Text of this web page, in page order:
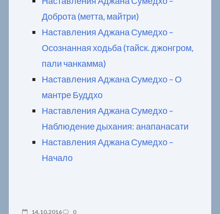
Доброта (метта, майтри)
Наставления Аджана Сумедхо –
Осознанная ходьба (тайск. джонгром,
пали чанкамма)
Наставления Аджана Сумедхо – О
мантре Буддхо
Наставления Аджана Сумедхо –
Наблюдение дыхания: анапанасати
Наставления Аджана Сумедхо –
Начало
14.10.2016 0